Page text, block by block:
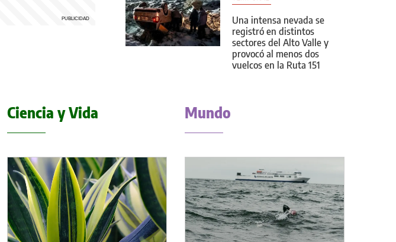
Una intensa nevada se
registró en distintos
sectores del Alto Valle y
provocó al menos dos
vuelcos en la Ruta 151
Ciencia y Vida Mundo